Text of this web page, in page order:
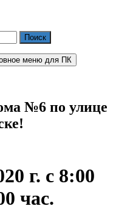
меню для ПК
№6 по улице
г. с 8:00
час.